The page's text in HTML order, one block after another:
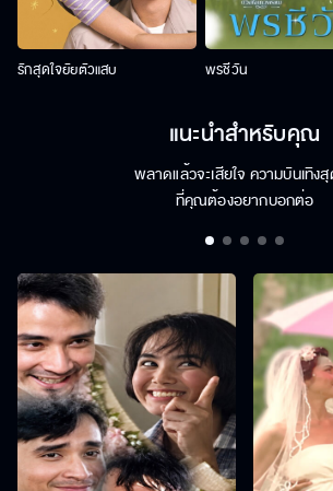
รักสุดใจยัยตัวแสบ พรชีวัน
แนะนำสำหรับคุณ
พลาดแล้วจะเสียใจ ความบันเทิง
ที่คุณต้องอยากบอกต่อ